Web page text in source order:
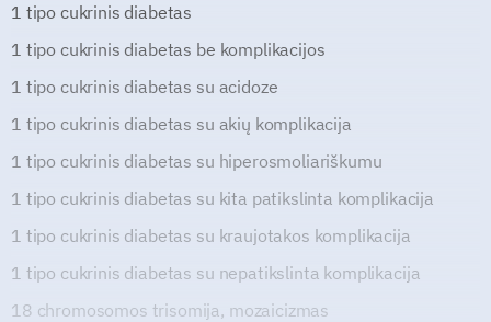
1 tipo cukrinis diabetas
1 tipo cukrinis diabetas be komplikacijos
1 tipo cukrinis diabetas su acidoze
1 tipo cukrinis diabetas su akių komplikacija
1 tipo cukrinis diabetas su hiperosmoliariškumu
1 tipo cukrinis diabetas su kita patikslinta komplikacija
1 tipo cukrinis diabetas su kraujotakos komplikacija
1 tipo cukrinis diabetas su nepatikslinta komplikacija
18 chromosomos trisomija, mozaicizmas